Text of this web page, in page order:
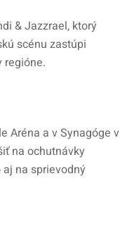
& Jazzrael, ktorý
scénu zastúpi
regióne.
Aréna a v Synagóge v
na ochutnávky
na sprievodný